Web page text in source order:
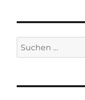
Suchen
nach: